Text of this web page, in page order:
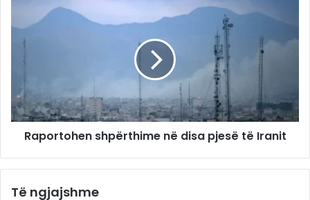
Raportohen shpërthime në disa pjesë të Iranit
Të ngjajshme